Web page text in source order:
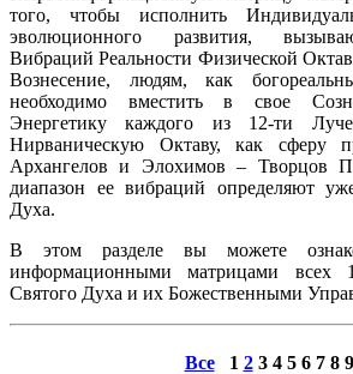
того, чтобы исполнить
эволюционного развития,
Вибраций Реальности Физической
Вознесение, людям, как
необходимо вместить в свое
Энергетику каждого из 12-ти
Нирваническую Октаву, как сферу
Архангелов и Элохимов – Творцов
диапазон ее вибраций определяют
Духа.
В этом разделе вы можете
информационными матрицами всех
Святого Духа и их Божественными
Все 1 2 3 4 5 6 7 8 9